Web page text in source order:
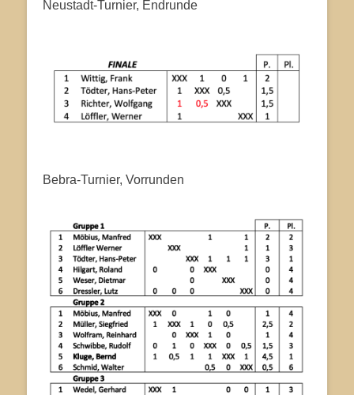
Neustadt-Turnier, Endrunde
Bebra-Turnier, Vorrunden